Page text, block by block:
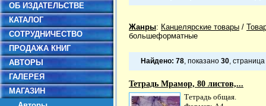
ОБ ИЗДАТЕЛЬСТВЕ
КАТАЛОГ
СОТРУДНИЧЕСТВО
ПРОДАЖА КНИГ
АВТОРЫ
ГАЛЕРЕЯ
МАГАЗИН
Жанры: Канцелярские товары /
большеформатные
Найдено: 78, показано 30, страница
Тетрадь Мрамор, 80 листов,...
Тетрадь общая.